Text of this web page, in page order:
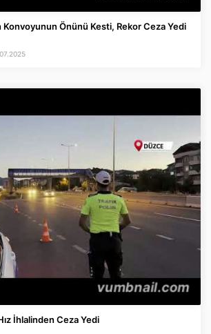
Önünü Kesti, Rekor Ceza Yedi
İhlalinden Ceza Yedi